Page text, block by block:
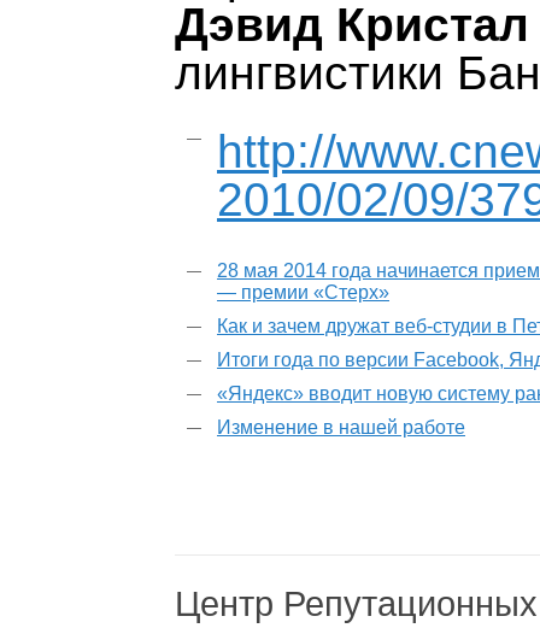
Дэвид Кристал
лингвистики
http://
2010/02/09/
28 мая 2014 года начинается
— премии «Стерх»
Как и зачем дружат веб-студии в
Итоги года по версии Facebook,
«Яндекс» вводит новую систему
Изменение в нашей работе
Центр